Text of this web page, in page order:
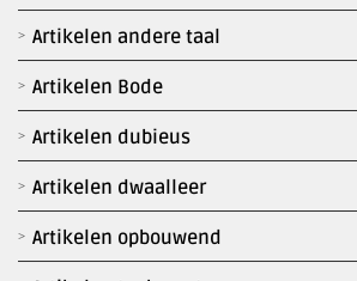
Artikelen andere taal
Artikelen Bode
Artikelen dubieus
Artikelen dwaalleer
Artikelen opbouwend